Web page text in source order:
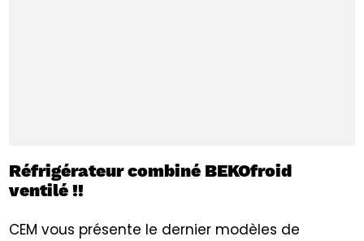
Réfrigérateur combiné BEKOfroid
ventilé !!
CEM vous présente le dernier modèles de